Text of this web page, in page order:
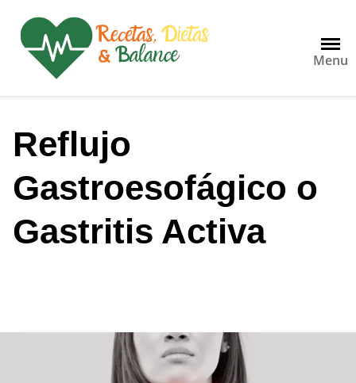
Menu
Reflujo
Gastroesofágico o
Gastritis Activa